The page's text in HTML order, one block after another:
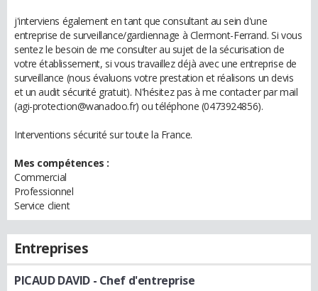
j'interviens également en tant que consultant au sein d'une
entreprise de surveillance/gardiennage à Clermont-Ferrand. Si vous
sentez le besoin de me consulter au sujet de la sécurisation de
votre établissement, si vous travaillez déjà avec une entreprise de
surveillance (nous évaluons votre prestation et réalisons un devis
et un audit sécurité gratuit). N'hésitez pas à me contacter par mail
(agi-protection@wanadoo.fr) ou téléphone (0473924856).
Interventions sécurité sur toute la France.
Mes compétences :
Commercial
Professionnel
Service client
Entreprises
PICAUD DAVID- Chef d'entreprise